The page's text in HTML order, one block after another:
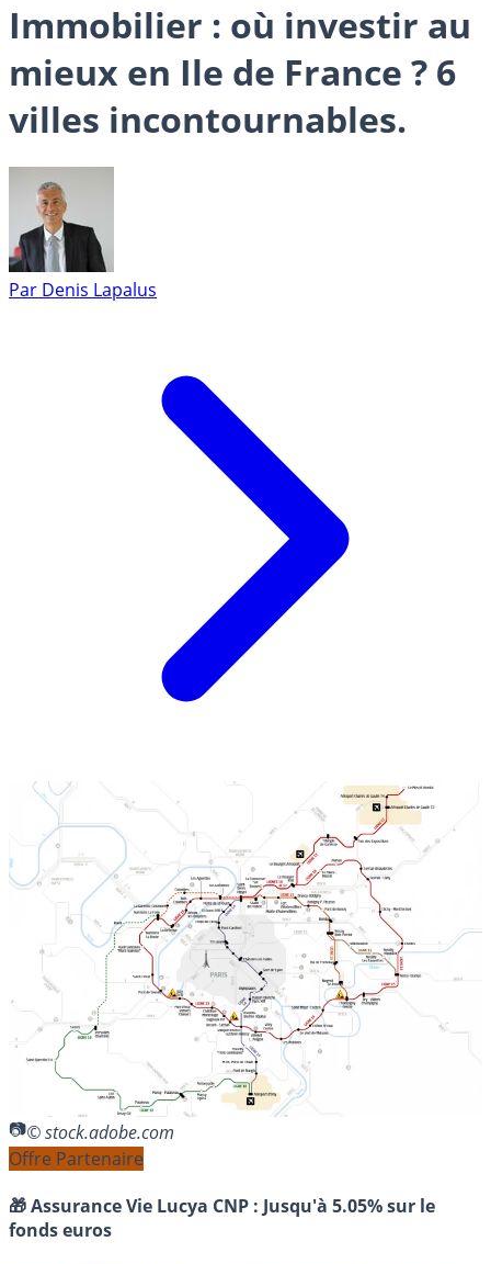
Immobilier : où investir au
mieux en Ile de France ? 6
villes incontournables.
Par Denis Lapalus
© stock.adobe.com
Offre Partenaire
🎁 Assurance Vie Lucya CNP : Jusqu'à 5.05% sur le
fonds euros